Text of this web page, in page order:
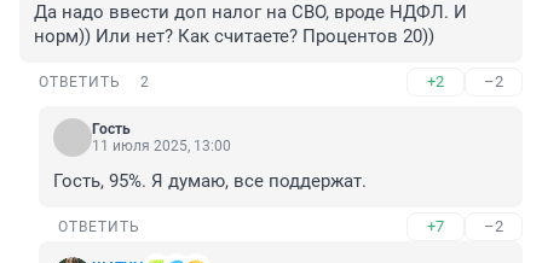
Да надо ввести доп налог на СВО, вроде НДФЛ. И
норм)) Или нет? Как считаете? Процентов 20))
ОТВЕТИТЬ 2 +2 –2
Гость
11 июля 2025, 13:00
Гость, 95%. Я думаю, все поддержат.
ОТВЕТИТЬ +7 –2